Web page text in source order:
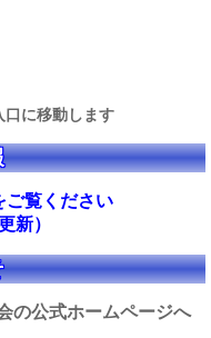
口に移動します
ご覧ください
新）
の公式ホームページへ